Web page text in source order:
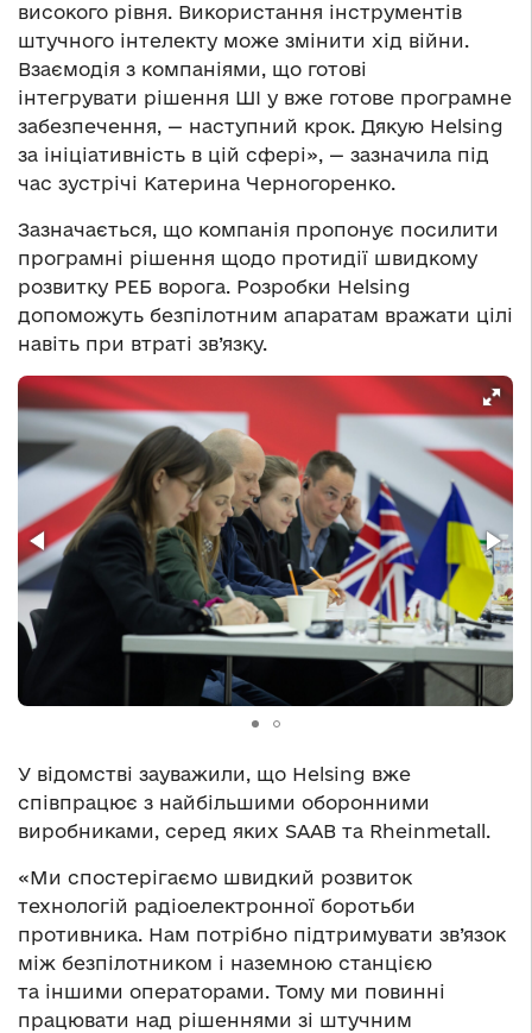
високого рівня. Використання інструментів
штучного інтелекту може змінити хід війни.
Взаємодія з компаніями, що готові
інтегрувати рішення ШІ у вже готове програмне
забезпечення, — наступний крок. Дякую Helsing
за ініціативність в цій сфері», — зазначила під
час зустрічі Катерина Черногоренко.
Зазначається, що компанія пропонує посилити
програмні рішення щодо протидії швидкому
розвитку РЕБ ворога. Розробки Helsing
допоможуть безпілотним апаратам вражати цілі
навіть при втраті зв’язку.
У відомстві зауважили, що Helsing вже
співпрацює з найбільшими оборонними
виробниками, серед яких SAAB та Rheinmetall.
«Ми спостерігаємо швидкий розвиток
технологій радіоелектронної боротьби
противника. Нам потрібно підтримувати зв’язок
між безпілотником і наземною станцією
та іншими операторами. Тому ми повинні
працювати над рішеннями зі штучним